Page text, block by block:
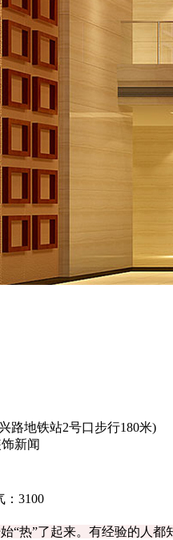
路地铁站2号口步行180米)
新闻
3100
“热”了起来。有经验的人